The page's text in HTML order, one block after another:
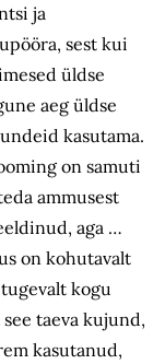
ja
sest kui
üldse
aeg üldse
kasutama.
on samuti
ammusest
aga …
on kohutavalt
kogu
taeva kujund,
kasutanud,